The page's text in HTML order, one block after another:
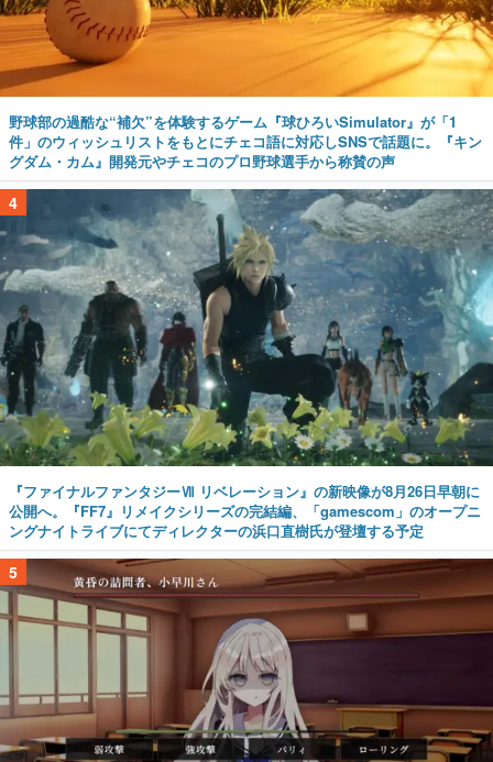
野球部の過酷な“補欠”を体験するゲーム『球ひろいSimulator』が「1
件」のウィッシュリストをもとにチェコ語に対応しSNSで話題に。『キン
グダム・カム』開発元やチェコのプロ野球選手から称賛の声
4
『ファイナルファンタジーⅦ リベレーション』の新映像が8月26日早朝に
公開へ。『FF7』リメイクシリーズの完結編、「gamescom」のオープニ
ングナイトライブにてディレクターの浜口直樹氏が登壇する予定
5